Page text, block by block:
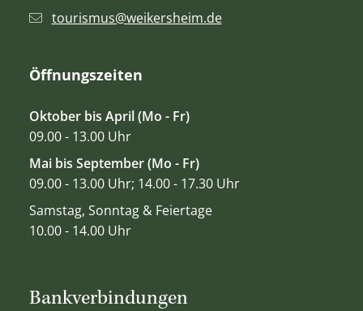
Bankverbindungen
tourismus@weikersheim.de
Öffnungszeiten
Oktober bis April (Mo - Fr)
09.00 - 13.00 Uhr
Mai bis September (Mo - Fr)
09.00 - 13.00 Uhr; 14.00 - 17.30 Uhr
Samstag, Sonntag & Feiertage
10.00 - 14.00 Uhr